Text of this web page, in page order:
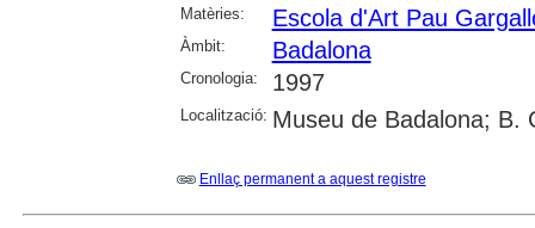
Matèries: Escola d'Art Pau
Àmbit: Badalona
Cronologia: 1997
Localització: Museu de Badalona; B.
Enllaç permanent a aquest registre